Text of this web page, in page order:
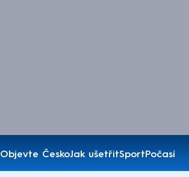
Objevte ČeskoJak ušetřitSportPočasí